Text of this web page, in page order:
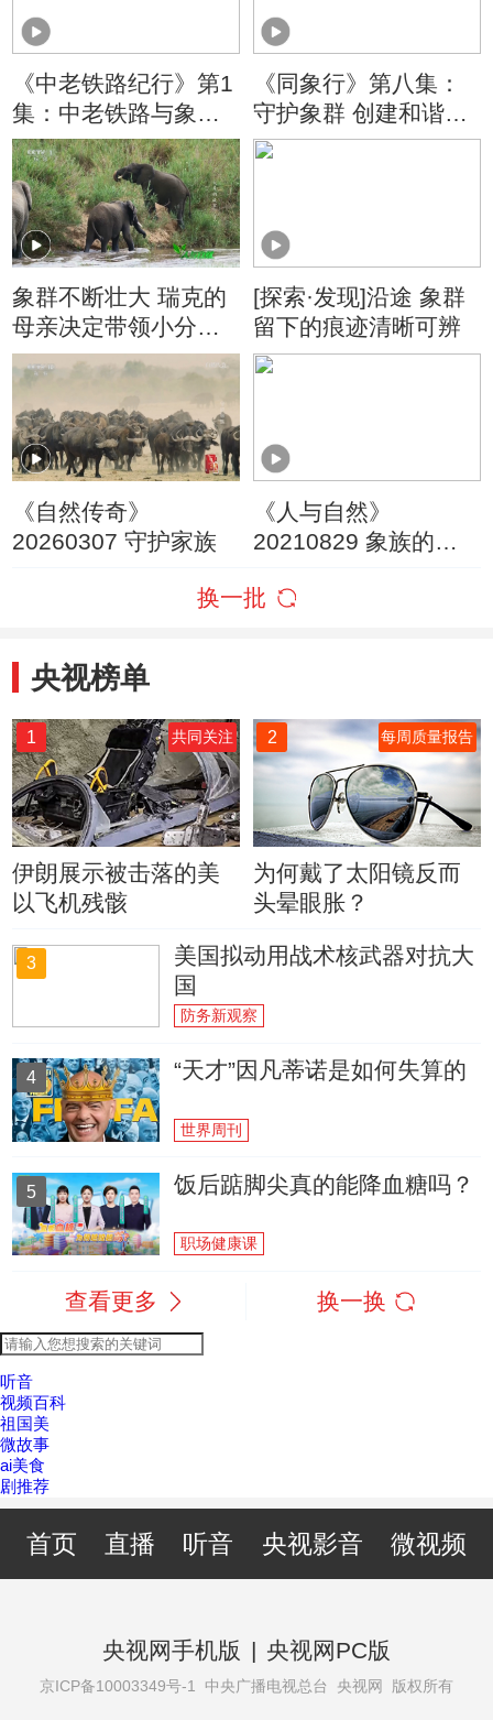
《中老铁路纪行》第1
集：中老铁路与象群
的共生密码揭晓
《同象行》第八集：
守护象群 创建和谐共
处的空间
象群不断壮大 瑞克的
母亲决定带领小分队
分家
[探索·发现]沿途 象群
留下的痕迹清晰可辨
《自然传奇》
20260307 守护家族
《人与自然》
20210829 象族的迁
换一批
央视榜单
1 共同关注
伊朗展示被击落的美
以飞机残骸
2 每周质量报告
为何戴了太阳镜反而
头晕眼胀？
3
美国拟动用战术核武器对抗大
国
防务新观察
4 “天才”因凡蒂诺是如何失算的
世界周刊
5 饭后踮脚尖真的能降血糖吗？
职场健康课
查看更多 换一换
听音
视频百科
祖国美
微故事
ai美食
剧推荐
首页 直播 听音 央视影音 微视频
央视网手机版 | 央视网PC版
京ICP备10003349号-1 中央广播电视总台 央视网 版权所有